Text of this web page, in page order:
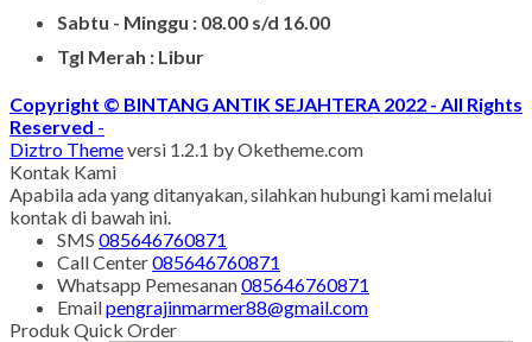
Sabtu - Minggu : 08.00 s/d 16.00
Tgl Merah : Libur
Copyright © BINTANG ANTIK SEJAHTERA 2022 - All Rights
Reserved -
Diztro Themeversi 1.2.1 by Oketheme.com
Kontak Kami
Apabila ada yang ditanyakan, silahkan hubungi kami melalui
kontak di bawah ini.
SMS 085646760871
Call Center085646760871
Whatsapp Pemesanan085646760871
Emailpengrajinmarmer88@gmail.com
Produk Quick Order